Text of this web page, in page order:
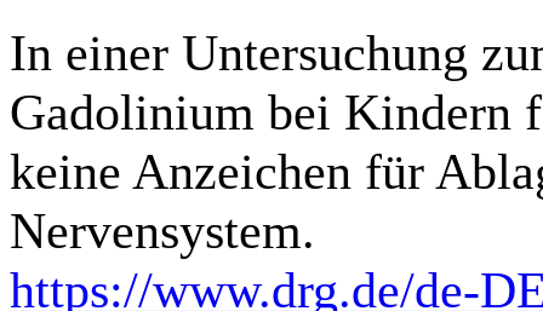
In einer Untersuchung
Gadolinium bei Kindern
keine Anzeichen für
Nervensystem.
https://www.drg.de/de-